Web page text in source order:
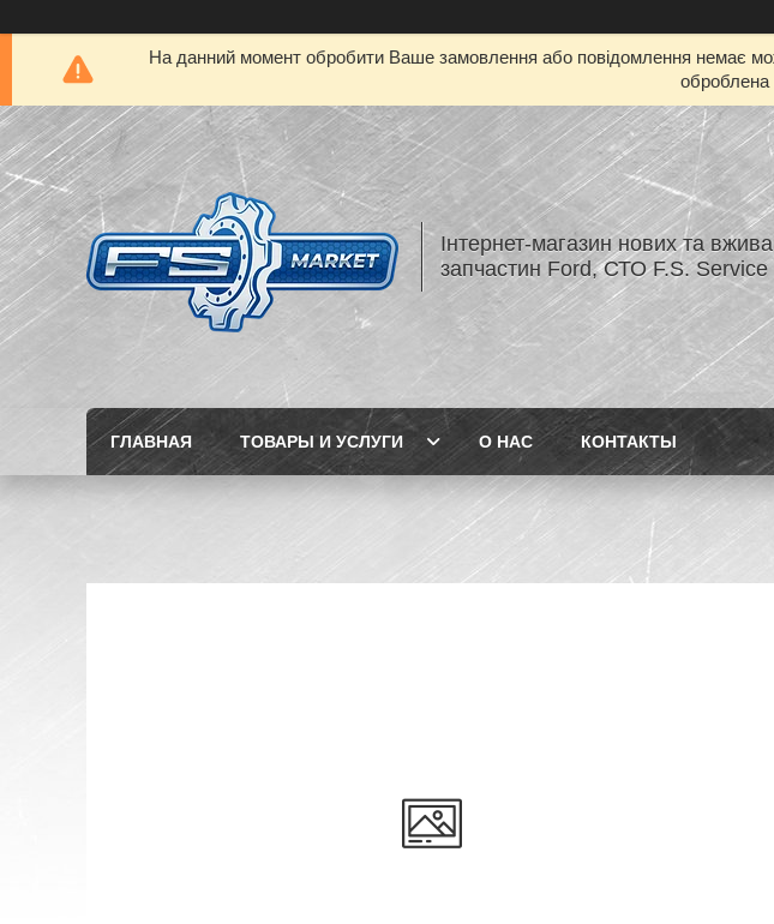
На данний момент обробити Ваше замовлення або повідомлення немає
оброблена
Інтернет-магазин нових та
запчастин Ford, СТО F.S. Service
ГЛАВНАЯ ТОВАРЫ И УСЛУГИ О НАС КОНТАКТЫ